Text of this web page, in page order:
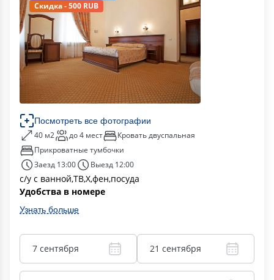
Скидка - 500 RUB
Посмотреть все фотографии
40 м2 до 4 мест
Кровать двуспальная
Прикроватные тумбочки
Заезд 13:00
Выезд 12:00
с/у с ванной,ТВ,Х,фен,посуда
Удобства в номере
Узнать больше
7 сентября 21 сентября